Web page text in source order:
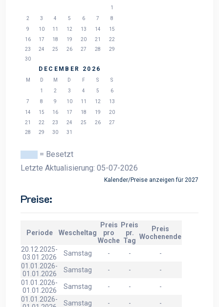
1
2
3 4 5 6 7
8
9
10 11 12 13 14
15
16
17 18 19 20 21
22
23
24 25 26 27 28
29
30
DECEMBER 2026
M D M D F S
S
1
2 3 4 5
6
7
8 9 10 11 12
13
14
15 16 17 18 19
20
21
22 23 24 25 26
27
28
29 30 31
= Besetzt
Letzte Aktualisierung: 05-07-2026
Kalender/Preise anzeigen für 2027
Preise:
Periode Wescheltag
Preis
pro
Woche
Preis
pr.
Tag
Preis
Wochenende
20.12.2025-
03.01.2026
Samstag - -
-
01.01.2026-
01.01.2026
Samstag - -
-
01.01.2026-
01.01.2026
Samstag - -
-
01.01.2026-
Samstag - - -